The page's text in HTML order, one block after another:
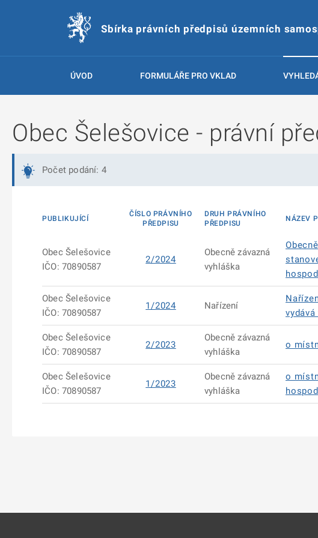
Sbírka právních předpisů územních
ÚVOD FORMULÁŘE PRO VKLAD
Obec Šelešovice - právní
Počet podání: 4
PUBLIKUJÍCÍ
ČÍSLO PRÁVNÍHO
PŘEDPISU
DRUH PRÁVNÍHO
PŘEDPISU
NÁZEV
Obec Šelešovice
IČO: 70890587
2/2024
Obecně závazná
vyhláška
Obec Šelešovice
IČO: 70890587
1/2024 Nařízení
Obec Šelešovice
IČO: 70890587
2/2023
Obecně závazná
vyhláška
o
Obec Šelešovice
IČO: 70890587
1/2023
Obecně závazná
vyhláška
o